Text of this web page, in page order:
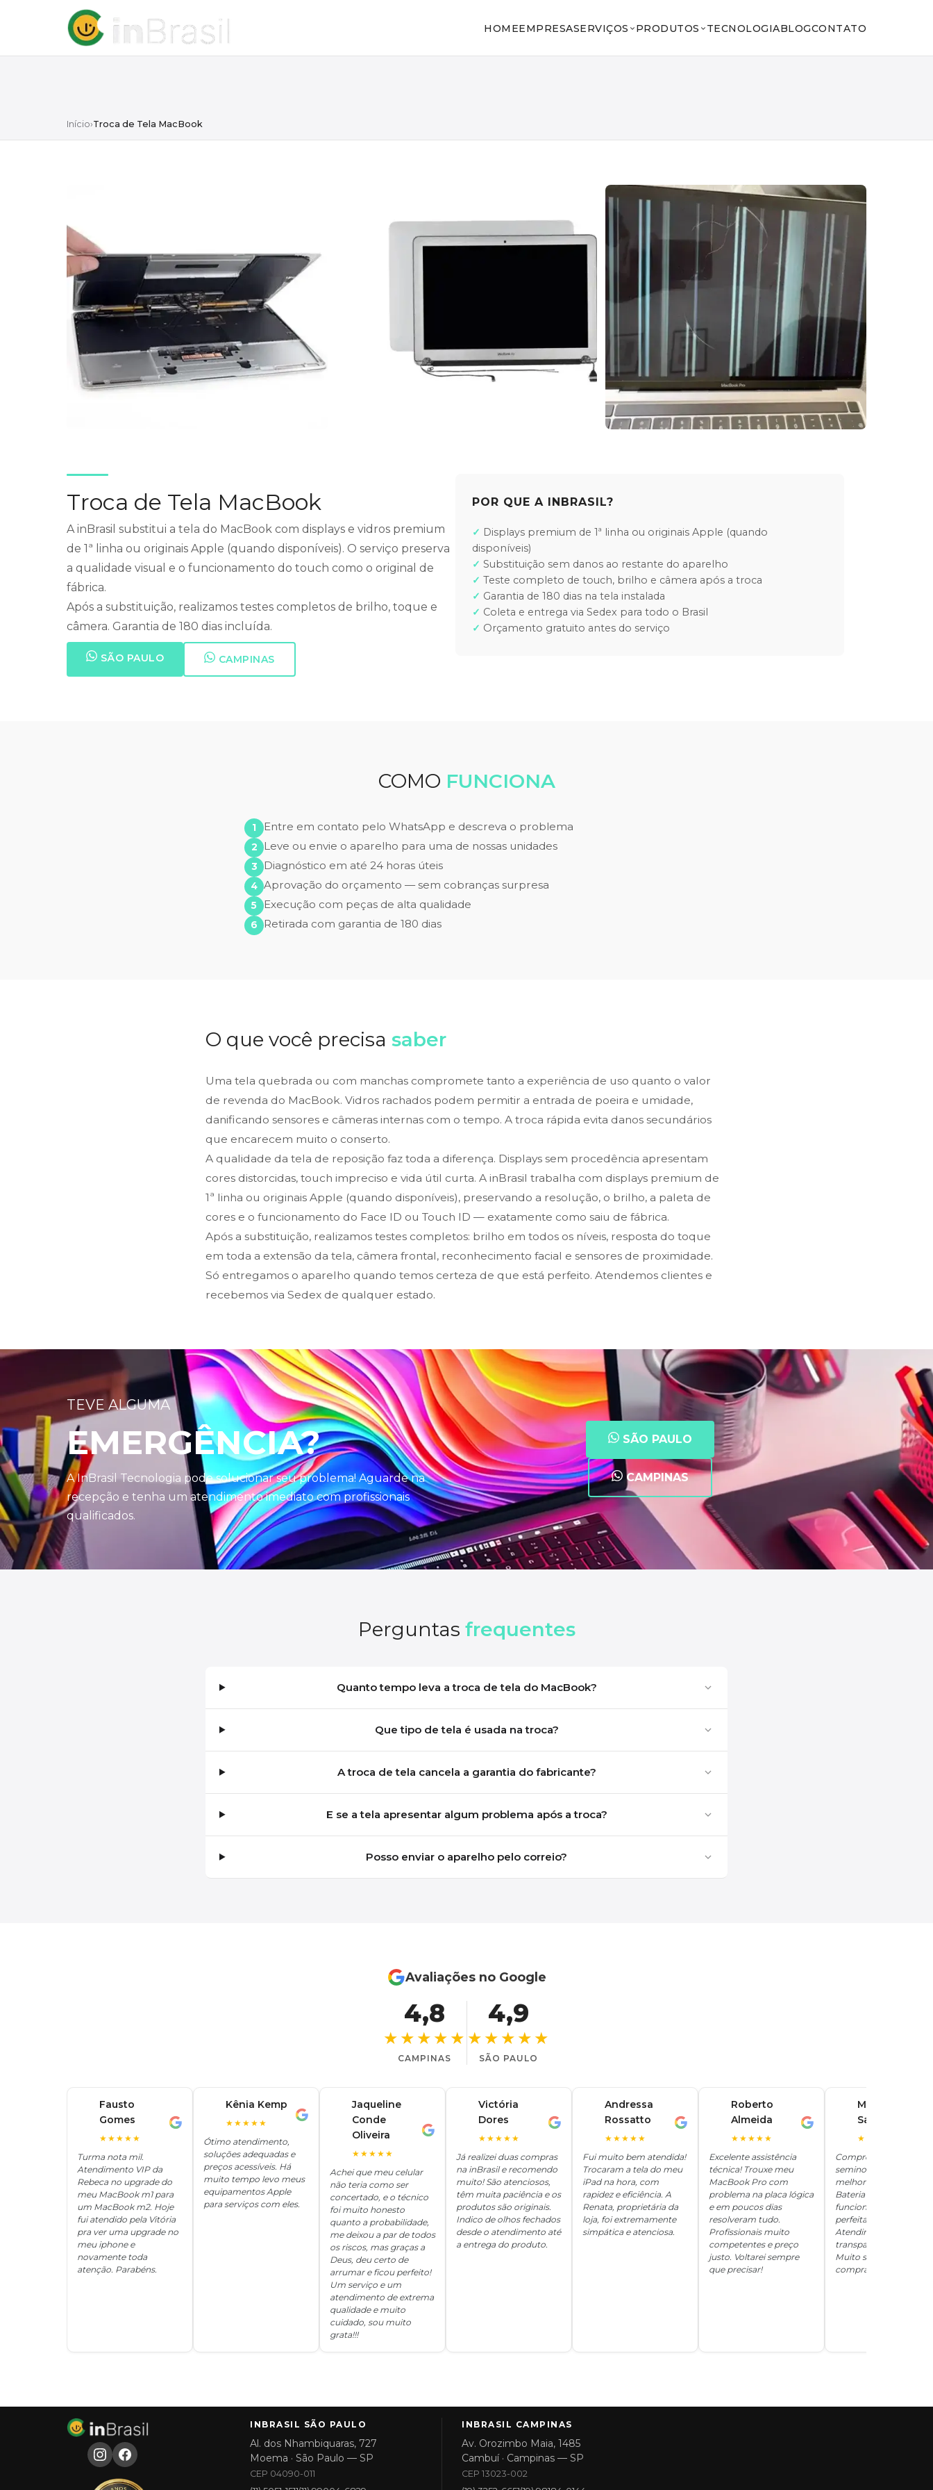
HOMEEMPRESASERVIÇOS PRODUTOS TECNOLOGIABLOGCONTATO
Início›Troca de Tela MacBook
Troca de Tela MacBook
A inBrasil substitui a tela do MacBook com displays e vidros premium
de 1ª linha ou originais Apple (quando disponíveis). O serviço preserva
a qualidade visual e o funcionamento do touch como o original de
fábrica.
Após a substituição, realizamos testes completos de brilho, toque e
câmera. Garantia de 180 dias incluída.
SÃO PAULO CAMPINAS
POR QUE A INBRASIL?
Displays premium de 1ª linha ou originais Apple (quando
disponíveis)
Substituição sem danos ao restante do aparelho
Teste completo de touch, brilho e câmera após a troca
Garantia de 180 dias na tela instalada
Coleta e entrega via Sedex para todo o Brasil
Orçamento gratuito antes do serviço
COMO FUNCIONA
Entre em contato pelo WhatsApp e descreva o problema
Leve ou envie o aparelho para uma de nossas unidades
Diagnóstico em até 24 horas úteis
Aprovação do orçamento — sem cobranças surpresa
Execução com peças de alta qualidade
Retirada com garantia de 180 dias
O que você precisa saber
Uma tela quebrada ou com manchas compromete tanto a experiência de uso quanto o valor
de revenda do MacBook. Vidros rachados podem permitir a entrada de poeira e umidade,
danificando sensores e câmeras internas com o tempo. A troca rápida evita danos secundários
que encarecem muito o conserto.
A qualidade da tela de reposição faz toda a diferença. Displays sem procedência apresentam
cores distorcidas, touch impreciso e vida útil curta. A inBrasil trabalha com displays premium de
1ª linha ou originais Apple (quando disponíveis), preservando a resolução, o brilho, a paleta de
cores e o funcionamento do Face ID ou Touch ID — exatamente como saiu de fábrica.
Após a substituição, realizamos testes completos: brilho em todos os níveis, resposta do toque
em toda a extensão da tela, câmera frontal, reconhecimento facial e sensores de proximidade.
Só entregamos o aparelho quando temos certeza de que está perfeito. Atendemos clientes e
recebemos via Sedex de qualquer estado.
TEVE ALGUMA
EMERGÊNCIA?
A InBrasil Tecnologia pode solucionar seu problema! Aguarde na
recepção e tenha um atendimento imediato com profissionais
qualificados.
SÃO PAULO
CAMPINAS
Perguntas frequentes
Quanto tempo leva a troca de tela do MacBook?
Que tipo de tela é usada na troca?
A troca de tela cancela a garantia do fabricante?
E se a tela apresentar algum problema após a troca?
Posso enviar o aparelho pelo correio?
Avaliações no Google
4,8
★★★★★
CAMPINAS
4,9
★★★★★
SÃO PAULO
Fausto
Gomes
★★★★★
Turma nota mil.
Atendimento VIP da
Rebeca no upgrade do
meu MacBook m1 para
um MacBook m2. Hoje
fui atendido pela Vitória
pra ver uma upgrade no
meu iphone e
novamente toda
atenção. Parabéns.
Kênia Kemp
★★★★★
Ótimo atendimento,
soluções adequadas e
preços acessíveis. Há
muito tempo levo meus
equipamentos Apple
para serviços com eles.
Jaqueline
Conde
Oliveira
★★★★★
Achei que meu celular
não teria como ser
concertado, e o técnico
foi muito honesto
quanto a probabilidade,
me deixou a par de todos
os riscos, mas graças a
Deus, deu certo de
arrumar e ficou perfeito!
Um serviço e um
atendimento de extrema
qualidade e muito
cuidado, sou muito
grata!!!
Victória
Dores
★★★★★
Já realizei duas compras
na inBrasil e recomendo
muito! São atenciosos,
têm muita paciência e os
produtos são originais.
Indico de olhos fechados
desde o atendimento até
a entrega do produto.
Andressa
Rossatto
★★★★★
Fui muito bem atendida!
Trocaram a tela do meu
iPad na hora, com
rapidez e eficiência. A
Renata, proprietária da
loja, foi extremamente
simpática e atenciosa.
Roberto
Almeida
★★★★★
Excelente assistência
técnica! Trouxe meu
MacBook Pro com
problema na placa lógica
e em poucos dias
resolveram tudo.
Profissionais muito
competentes e preço
justo. Voltarei sempre
que precisar!
Marina
Santos
★★★★★
Comprei um iPhone
seminovo aqui e ficou
melhor que novo.
Bateria 100%, tudo
funcionando
perfeitamente.
Atendimento
transparente e
Muito satisfeita com a
compra!
INBRASIL SÃO PAULO
Al. dos Nhambiquaras, 727
Moema · São Paulo — SP
CEP 04090-011
INBRASIL CAMPINAS
Av. Orozimbo Maia, 1485
Cambuí · Campinas — SP
CEP 13023-002